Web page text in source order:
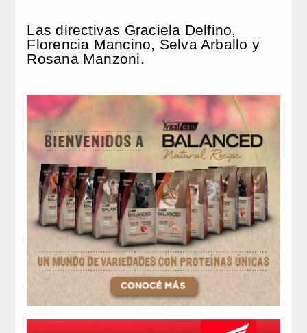
Las directivas Graciela Delfino,
Florencia Mancino, Selva Arballo y
Rosana Manzoni.